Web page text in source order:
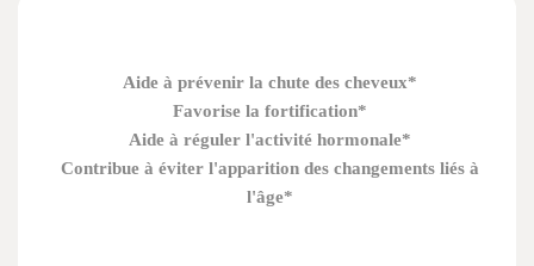
Aide à prévenir la chute des cheveux*
Favorise la fortification*
Aide à réguler l'activité hormonale*
Contribue à éviter l'apparition des changements liés à
l'âge*